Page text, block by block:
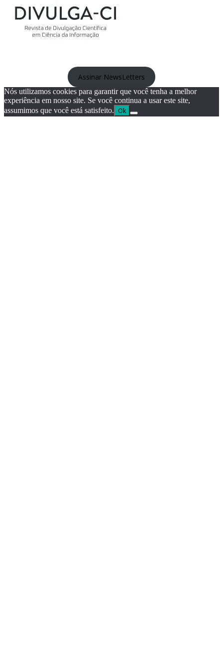
Assinar NewsLetters
Nós utilizamos cookies para garantir que você tenha a melhor
experiência em nosso site. Se você continua a usar este site,
assumimos que você está satisfeito. Ok